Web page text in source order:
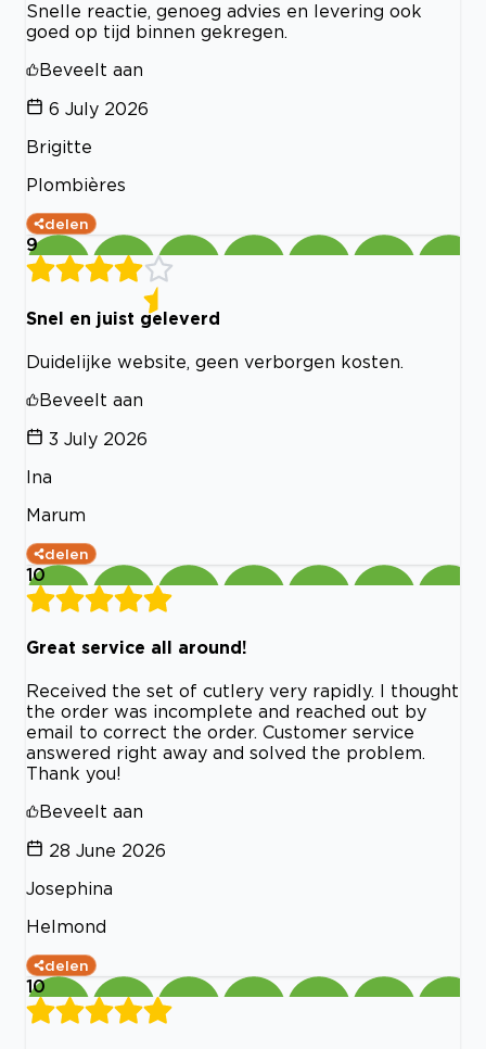
Snelle reactie, genoeg advies en levering ook
goed op tijd binnen gekregen.
Beveelt aan
6 July 2026
Brigitte
Plombières
delen
9
Snel en juist geleverd
Duidelijke website, geen verborgen kosten.
Beveelt aan
3 July 2026
Ina
Marum
delen
10
Great service all around!
Received the set of cutlery very rapidly. I thought
the order was incomplete and reached out by
email to correct the order. Customer service
answered right away and solved the problem.
Thank you!
Beveelt aan
28 June 2026
Josephina
Helmond
delen
10